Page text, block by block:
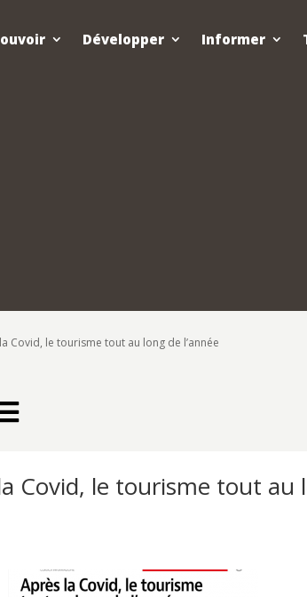
Développer Informer
Covid, le tourisme tout au long de l’année
Covid, le tourisme tout au